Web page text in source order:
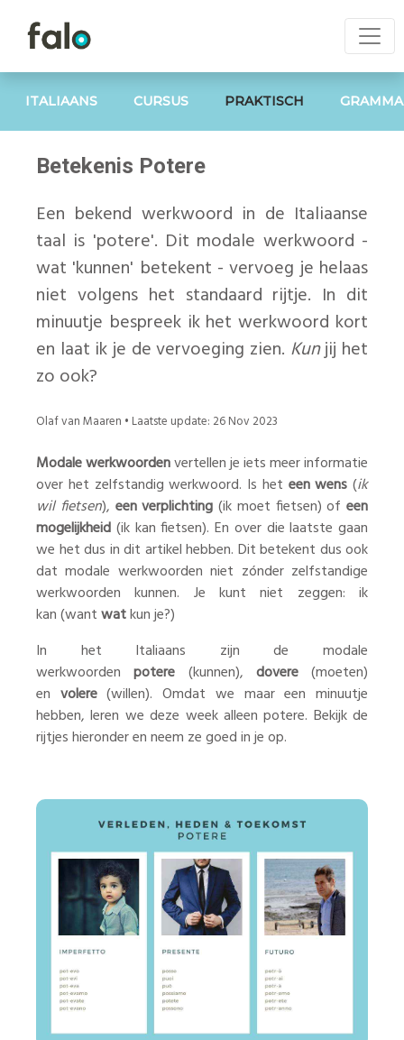
ITALIAANS CURSUS PRAKTISCH
Betekenis Potere
Een bekend werkwoord in de Italiaanse
taal is 'potere'. Dit modale werkwoord -
wat 'kunnen' betekent - vervoeg je helaas
niet volgens het standaard rijtje. In dit
minuutje bespreek ik het werkwoord kort
en laat ik je de vervoeging zien. Kunjij het
zo ook?
Olaf van Maaren • Laatste update: 26 Nov 2023
Modale werkwoordenvertellen je iets meer informatie
over het zelfstandig werkwoord. Is het een wens (ik
wil fietsen), een verplichting (ik moet fietsen) of een
mogelijkheid (ik kan fietsen). En over die laatste gaan
we het dus in dit artikel hebben. Dit betekent dus ook
dat modale werkwoorden niet zónder zelfstandige
werkwoorden kunnen. Je kunt niet zeggen: ik
kan (wantwatkun je?)
In het Italiaans zijn de modale
werkwoordenpotere (kunnen), dovere(moeten)
en volere(willen). Omdat we maar een minuutje
hebben, leren we deze week alleen potere. Bekijk de
rijtjes hieronder en neem ze goed in je op.